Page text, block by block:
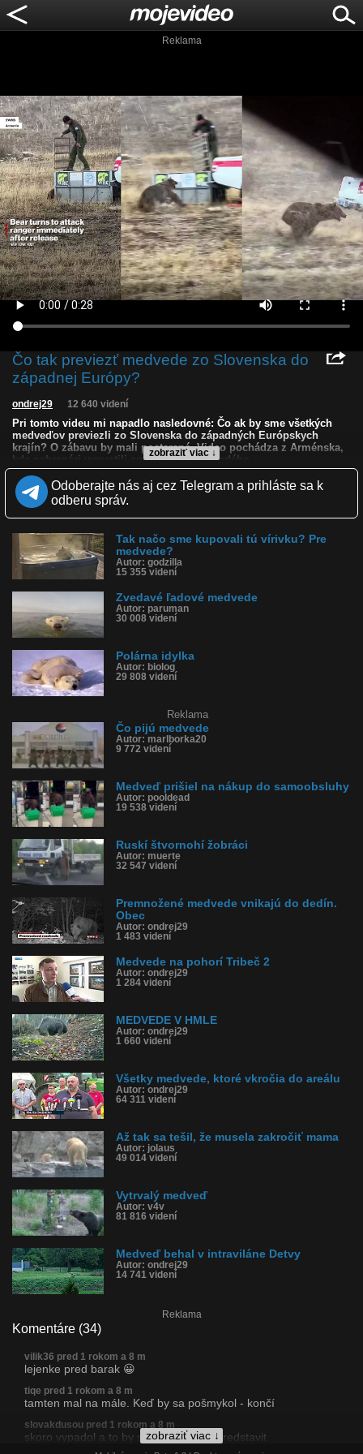
Reklama
Čo tak previezť medvede zo Slovenska do
západnej Európy?
zobraziť viac ↓
ondrej29 12 640 videní
Pri tomto videu mi napadlo nasledovné: Čo ak by sme všetkých
medveďov previezli zo Slovenska do západných Európskych
krajín? O zábavu by mali postarané. Video pochádza z Arménska,
kde ochranári vypustili späť medveďa hnedého.
Kvalita: Full HD HD NQ
LQ
Zverejnené: 29.11.2024 12:39
Obľúbené: 0
Komentárov: 34
Dľžka: 0:28
Kategória: zvieratká
Tagy: medveď, útok medveďa, vypustili medveďa, agresívny
medveď, ochranár, medveď hnedý, zaútočil na neho medveď,
klietka, pasca, vypúšťanie, príroda, prevod
História sledovanosti videa:
Odoberajte nás aj cez Telegram a prihláste sa k
odberu správ.
Tak načo sme kupovali tú vírivku? Pre
medvede?
Autor: godzilla
15 355 videní
Zvedavé ľadové medvede
Autor: paruman
30 008 videní
Polárna idylka
Autor: biolog
29 808 videní
Reklama
Čo pijú medvede
Autor: marlborka20
9 772 videní
Medveď prišiel na nákup do samoobsluhy
Autor: pooldead
19 538 videní
Ruskí štvornohí žobráci
Autor: muerte
32 547 videní
Premnožené medvede vnikajú do dedín.
Obec
Autor: ondrej29
1 483 videní
Medvede na pohorí Tribeč 2
Autor: ondrej29
1 284 videní
MEDVEDE V HMLE
Autor: ondrej29
1 660 videní
Všetky medvede, ktoré vkročia do areálu
Autor: ondrej29
64 311 videní
Až tak sa tešil, že musela zakročiť mama
Autor: jolaus
49 014 videní
Vytrvalý medveď
Autor: v4v
81 816 videní
Medveď behal v intraviláne Detvy
Autor: ondrej29
14 741 videní
Reklama
Komentáre (34)
zobraziť viac ↓
vilik36 pred 1 rokom a 8 m
lejenke pred barak 😀
tiqe pred 1 rokom a 8 m
tamten mal na mále. Keď by sa pošmykol - končí
slovakdusou pred 1 rokom a 8 m
skoro vypadol a to by som si nechcel predstavit